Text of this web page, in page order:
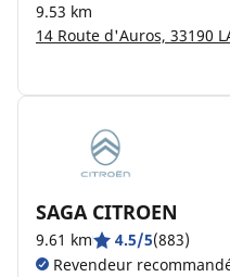
9.53 km
14 Route d'Auros, 33190
SAGA CITROEN
9.61 km 4.5/5(883)
Revendeur